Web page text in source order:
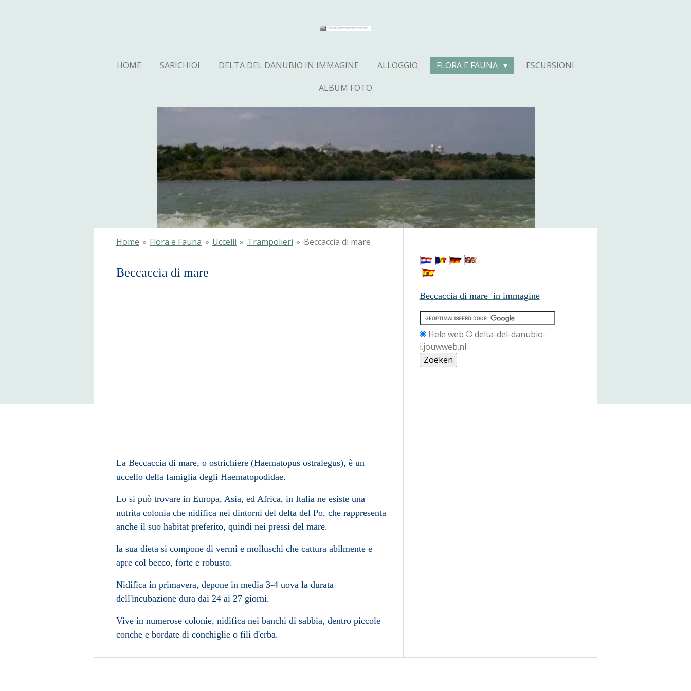
HOME SARICHIOI DELTA DEL DANUBIO IN IMMAGINE ALLOGGIO FLORA E FAUNA
ESCURSIONI
ALBUM FOTO
Home » Flora e Fauna » Uccelli » Trampolieri » Beccaccia di mare
Beccaccia di mare
La Beccaccia di mare, o ostrichiere (Haematopus ostralegus), è un
uccello della famiglia degli Haematopodidae.
Lo si può trovare in Europa, Asia, ed Africa, in Italia ne esiste una
nutrita colonia che nidifica nei dintorni del delta del Po, che rappresenta
anche il suo habitat preferito, quindi nei pressi del mare.
la sua dieta si compone di vermi e molluschi che cattura abilmente e
apre col becco, forte e robusto.
Nidifica in primavera, depone in media 3-4 uova la durata
dell'incubazione dura dai 24 ai 27 giorni.
Vive in numerose colonie, nidifica nei banchi di sabbia, dentro piccole
conche e bordate di conchiglie o fili d'erba.
Beccaccia di mare in immagine
Hele web
delta-del-danubio-
i.jouwweb.nl